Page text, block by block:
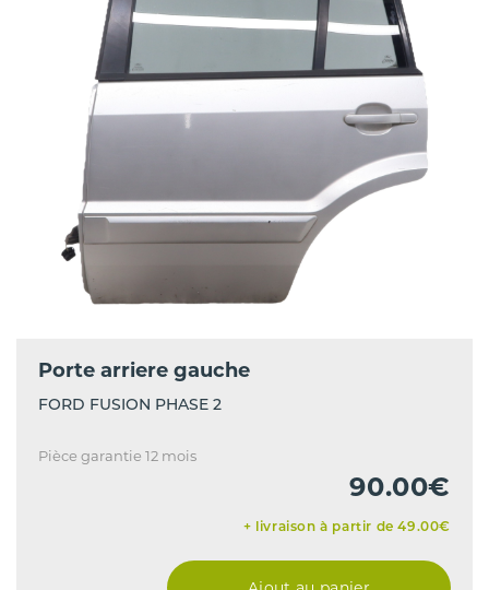
Porte arriere gauche
FORD FUSION PHASE 2
Pièce garantie 12 mois
90.00€
+ livraison à partir de 49.00€